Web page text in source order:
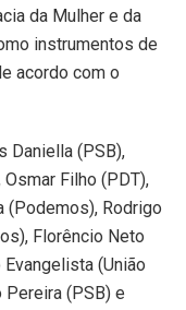
da Mulher e da
instrumentos de
acordo com o
Daniella (PSB),
Filho (PDT),
(Podemos), Rodrigo
Florêncio Neto
(União
Pereira (PSB) e